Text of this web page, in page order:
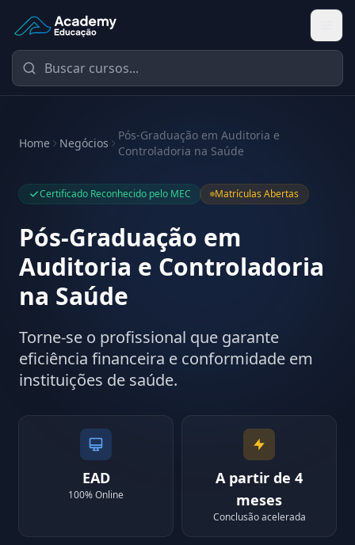
Academy Educação — Página Inicial
Home Negócios
Pós-Graduação em Auditoria e
Controladoria na Saúde
Certificado Reconhecido pelo MEC Matrículas Abertas
Pós-Graduação em
Auditoria e Controladoria
na Saúde
Torne-se o profissional que garante
eficiência financeira e conformidade em
instituições de saúde.
EAD
100% Online
A partir de 4
meses
Conclusão acelerada